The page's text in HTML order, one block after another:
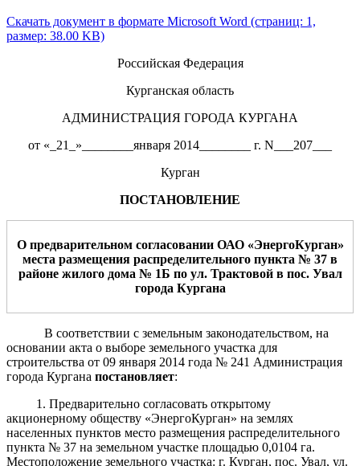
Скачать документ в формате Microsoft Word (страниц: 1,
размер: 38.00 KB)
Российская Федерация
Курганская область
АДМИНИСТРАЦИЯ ГОРОДА КУРГАНА
от «_21_»________января 2014________ г. N___207___
Курган
ПОСТАНОВЛЕНИЕ
О предварительном согласовании ОАО «ЭнергоКурган»
места размещения распределительного пункта № 37 в
районе жилого дома № 1Б по ул. Трактовой в пос. Увал
города Кургана
В соответствии с земельным законодательством, на
основании акта о выборе земельного участка для
строительства от 09 января 2014 года № 241 Администрация
города Кургана постановляет:
1. Предварительно согласовать открытому
акционерному обществу «ЭнергоКурган» на землях
населенных пунктов место размещения распределительного
пункта № 37 на земельном участке площадью 0,0104 га.
Местоположение земельного участка: г. Курган, пос. Увал, ул.